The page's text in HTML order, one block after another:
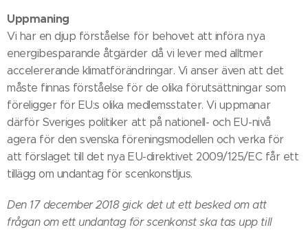
Uppmaning
Vi har en djup förståelse för behovet att införa nya
energibesparande åtgärder då vi lever med alltmer
accelererande klimatförändringar. Vi anser även att det
måste finnas förståelse för de olika förutsättningar som
föreligger för EU:s olika medlemsstater. Vi uppmanar
därför Sveriges politiker att på nationell- och EU-nivå
agera för den svenska föreningsmodellen och verka för
att förslaget till det nya EU-direktivet 2009/125/EC får ett
tillägg om undantag för scenkonstljus.
Den 17 december 2018 gick det ut ett besked om att
frågan om ett undantag för scenkonst ska tas upp till